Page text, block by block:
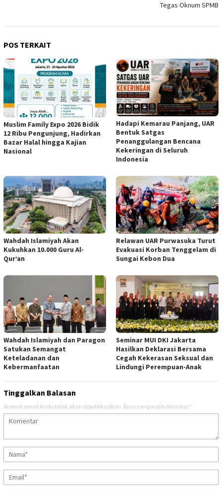
Tegas Oknum SPMB
POS TERKAIT
Muslim Family Expo 2026 Bidik
12 Ribu Pengunjung, Hadirkan
Bazar Halal hingga Kajian
Nasional
Hadapi Kemarau Panjang, UAR
Bentuk Satgas
Penanggulangan Bencana
Kekeringan di Seluruh
Indonesia
Wahdah Islamiyah Akan
Kukuhkan 10.000 Guru Al-
Qur’an
Relawan UAR Purwasuka Turut
Evakuasi Korban Tenggelam di
Sungai Kebon Dua
Wahdah Islamiyah dan Paragon
Satukan Semangat
Keteladanan dan
Kebermanfaatan
Seminar MUI DKI Jakarta
Hasilkan Deklarasi Bersama
Cegah Kekerasan Seksual dan
Lindungi Perempuan-Anak
Tinggalkan Balasan
Alamat email Anda tidak akan dipublikasikan. Ruas yang wajib ditandai *